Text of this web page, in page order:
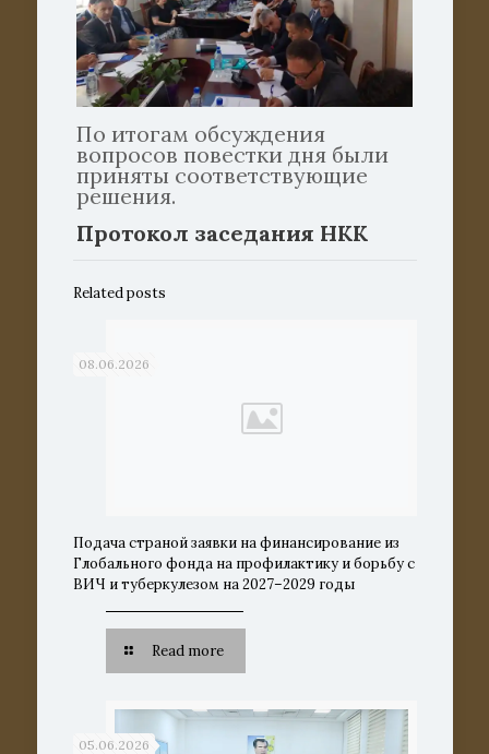
По итогам обсуждения
вопросов повестки дня были
приняты соответствующие
решения.
Протокол заседания НКК
Related posts
08.06.2026
Подача страной заявки на финансирование из
Глобального фонда на профилактику и борьбу с
ВИЧ и туберкулезом на 2027–2029 годы
Read more
05.06.2026